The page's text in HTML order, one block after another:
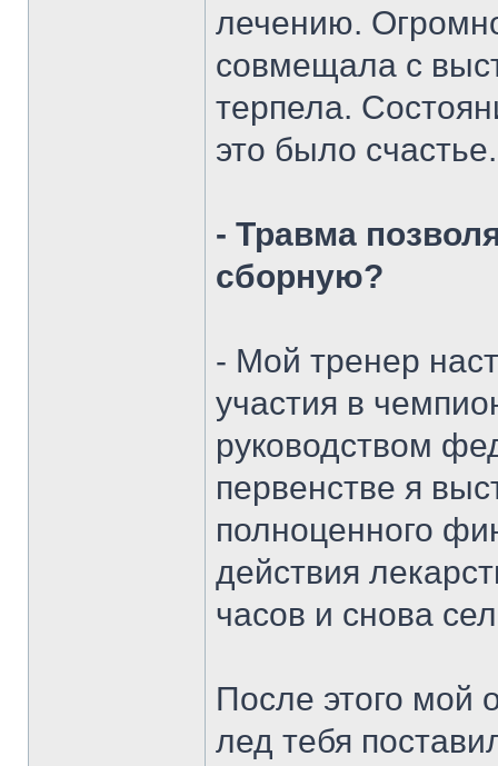
лечению.
совмещала с
терпела.
это было
- Травма
сборную?
- Мой тренер
участия в
руководством
первенстве я
полноценного
действия
часов и снова
После этого мой
лед тебя